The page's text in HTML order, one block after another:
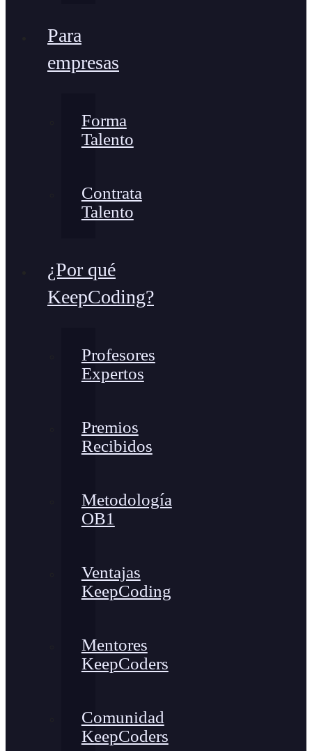
Para
empresas
Forma
Talento
Contrata
Talento
¿Por qué
KeepCoding?
Profesores
Expertos
Premios
Recibidos
Metodología
OB1
Ventajas
KeepCoding
Mentores
KeepCoders
Comunidad
KeepCoders